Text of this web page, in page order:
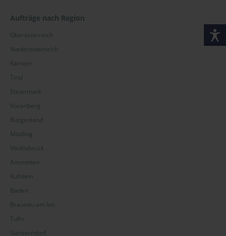
Aufträge nach Region
Oberösterreich
Niederösterreich
Kärnten
Tirol
Steiermark
Vorarlberg
Burgenland
Mödling
Vöcklabruck
Amstetten
Kufstein
Baden
Braunau am Inn
Tulln
Gänserndorf